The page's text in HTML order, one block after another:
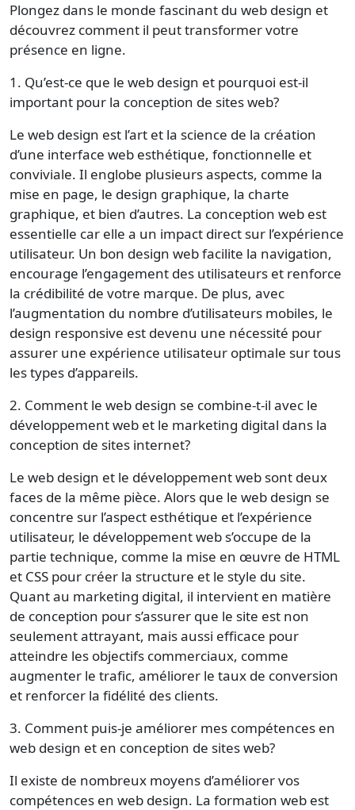
Plongez dans le monde fascinant du web design et
découvrez comment il peut transformer votre
présence en ligne.
1. Qu’est-ce que le web design et pourquoi est-il
important pour la conception de sites web?
Le web design est l’art et la science de la création
d’une interface web esthétique, fonctionnelle et
conviviale. Il englobe plusieurs aspects, comme la
mise en page, le design graphique, la charte
graphique, et bien d’autres. La conception web est
essentielle car elle a un impact direct sur l’expérience
utilisateur. Un bon design web facilite la navigation,
encourage l’engagement des utilisateurs et renforce
la crédibilité de votre marque. De plus, avec
l’augmentation du nombre d’utilisateurs mobiles, le
design responsive est devenu une nécessité pour
assurer une expérience utilisateur optimale sur tous
les types d’appareils.
2. Comment le web design se combine-t-il avec le
développement web et le marketing digital dans la
conception de sites internet?
Le web design et le développement web sont deux
faces de la même pièce. Alors que le web design se
concentre sur l’aspect esthétique et l’expérience
utilisateur, le développement web s’occupe de la
partie technique, comme la mise en œuvre de HTML
et CSS pour créer la structure et le style du site.
Quant au marketing digital, il intervient en matière
de conception pour s’assurer que le site est non
seulement attrayant, mais aussi efficace pour
atteindre les objectifs commerciaux, comme
augmenter le trafic, améliorer le taux de conversion
et renforcer la fidélité des clients.
3. Comment puis-je améliorer mes compétences en
web design et en conception de sites web?
Il existe de nombreux moyens d’améliorer vos
compétences en web design. La formation web est